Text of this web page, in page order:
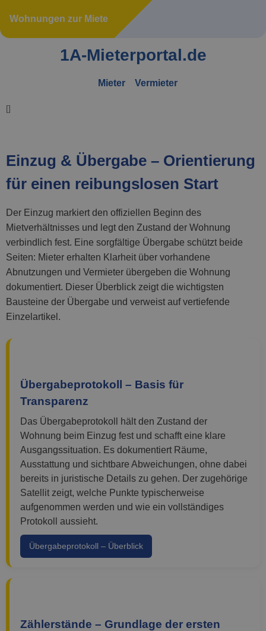
Wohnungen zur Miete
1A-Mieterportal.de
Mieter Vermieter
[]
Einzug & Übergabe – Orientierung
für einen reibungslosen Start
Der Einzug markiert den offiziellen Beginn des
Mietverhältnisses und legt den Zustand der Wohnung
verbindlich fest. Eine sorgfältige Übergabe schützt beide
Seiten: Mieter erhalten Klarheit über vorhandene
Abnutzungen und Vermieter übergeben die Wohnung
dokumentiert. Dieser Überblick zeigt die wichtigsten
Bausteine der Übergabe und verweist auf vertiefende
Einzelartikel.
Übergabeprotokoll – Basis für
Transparenz
Das Übergabeprotokoll hält den Zustand der
Wohnung beim Einzug fest und schafft eine klare
Ausgangssituation. Es dokumentiert Räume,
Ausstattung und sichtbare Abweichungen, ohne dabei
bereits in juristische Details zu gehen. Der zugehörige
Satellit zeigt, welche Punkte typischerweise
aufgenommen werden und wie ein vollständiges
Protokoll aussieht.
Übergabeprotokoll – Überblick
Zählerstände – Grundlage der ersten